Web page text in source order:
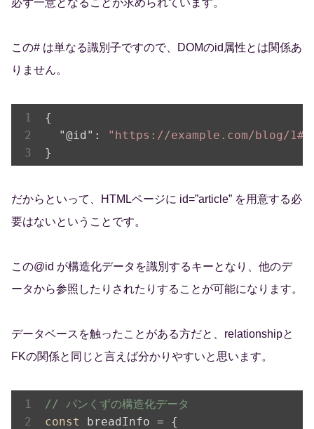
必ず一意となることが求められています。
この# は単なる識別子ですので、DOMのid属性とは関係あ
りません。
{
"@id" :
"https://example.com/blog/
だからといって、HTMLページに id=”article” を用意する必
要はないということです。
この@id が構造化データを識別するキーとなり、他のデ
ータから参照したりされたりすることが可能になります。
データベースを触ったことがある方だと、relationshipと
FKの関係と同じと言えば分かりやすいと思います。
// パンくずの構造化データ
const
breadInfo = {